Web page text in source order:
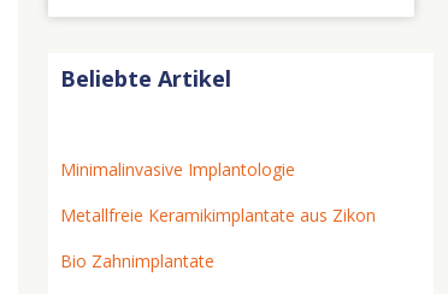
Beliebte Artikel
Minimalinvasive Implantologie
Metallfreie Keramikimplantate aus Zikon
Bio Zahnimplantate